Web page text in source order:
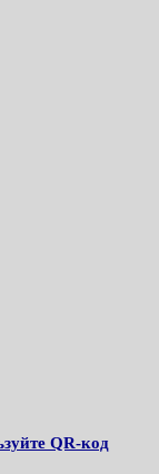
QR-код